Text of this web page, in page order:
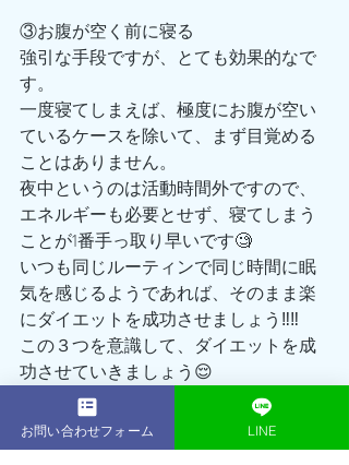
③お腹が空く前に寝る
強引な手段ですが、とても効果的なで
す。
一度寝てしまえば、極度にお腹が空い
ているケースを除いて、まず目覚める
ことはありません。
夜中というのは活動時間外ですので、
エネルギーも必要とせず、寝てしまう
ことが1番手っ取り早いです🧐
いつも同じルーティンで同じ時間に眠
気を感じるようであれば、そのまま楽
にダイエットを成功させましょう‼️‼️
この３つを意識して、ダイエットを成
功させていきましょう😌
ただいまACEGYMではSUMMER BODY
キャンペーンを実施中‼️
通常168,000円の16回プランが今ならな
お問い合わせフォーム LINE